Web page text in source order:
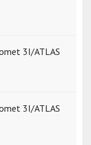
3I/ATLAS
3I/ATLAS